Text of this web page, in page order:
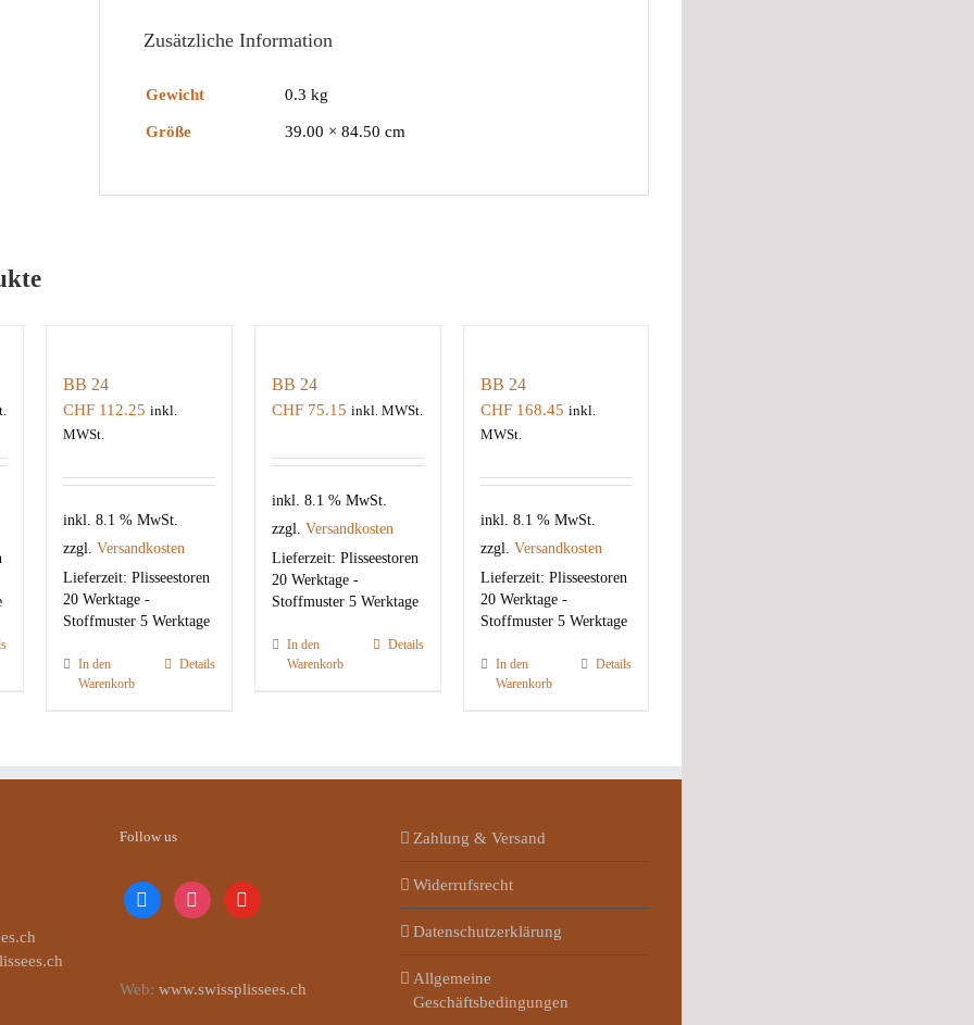
Zusätzliche Information
Gewicht 0.3 kg
Größe 39.00 × 84.50 cm
BB 24
CHF 112.25 inkl.
MWSt.
inkl. 8.1 % MwSt.
zzgl.Versandkosten
Lieferzeit:Plisseestoren
20 Werktage -
Stoffmuster 5 Werktage
In den
Warenkorb
Details
BB 24
CHF75.15 inkl. MWSt.
inkl. 8.1 % MwSt.
zzgl. Versandkosten
Lieferzeit: Plisseestoren
20 Werktage -
Stoffmuster 5 Werktage
In den
Warenkorb
Details
BB 24
CHF168.45 inkl.
MWSt.
inkl. 8.1 % MwSt.
zzgl. Versandkosten
Lieferzeit: Plisseestoren
20 Werktage -
Stoffmuster 5 Werktage
In den
Warenkorb
Details
Follow us
facebookinstagramyoutube
Web: www.swissplissees.ch
Zahlung & Versand
Widerrufsrecht
Datenschutzerklärung
Allgemeine
Geschäftsbedingungen